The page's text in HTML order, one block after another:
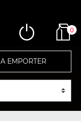
0
A EMPORTER